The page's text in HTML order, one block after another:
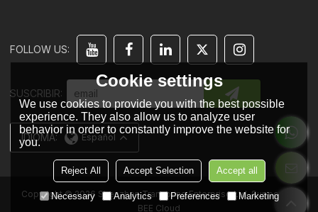
FOLLOW US:
SUSCRIBIR:
IDIOMA: Español
Copyright © 2026 Shenzhen Transpring Enterprise Ltd.Support By
BEE Cloud
Cookie settings
We use cookies to provide you with the best possible
experience. They also allow us to analyze user
behavior in order to constantly improve the website for
you.
Reject All Accept Selection Accept all
Necessary Analytics Preferences Marketing